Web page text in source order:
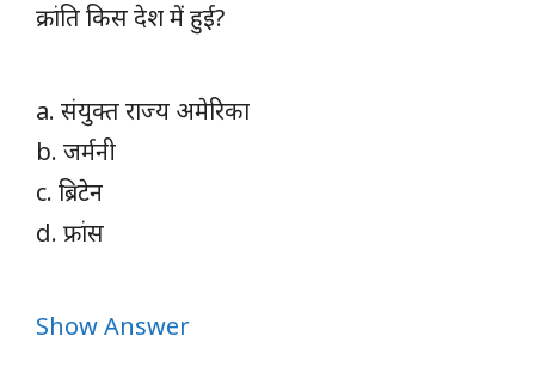
क्रांति किस देश में हुई?
a. संयुक्त राज्य अमेरिका
b. जर्मनी
c. ब्रिटेन
d. फ्रांस
Show Answer